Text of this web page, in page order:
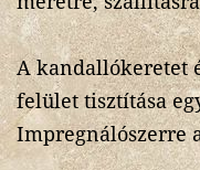
A kandallókeretet
felület tisztítása
Impregnálószerre